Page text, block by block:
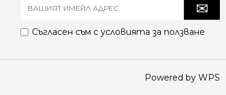
Съгласен съм с условията за ползване
Powered by WPS